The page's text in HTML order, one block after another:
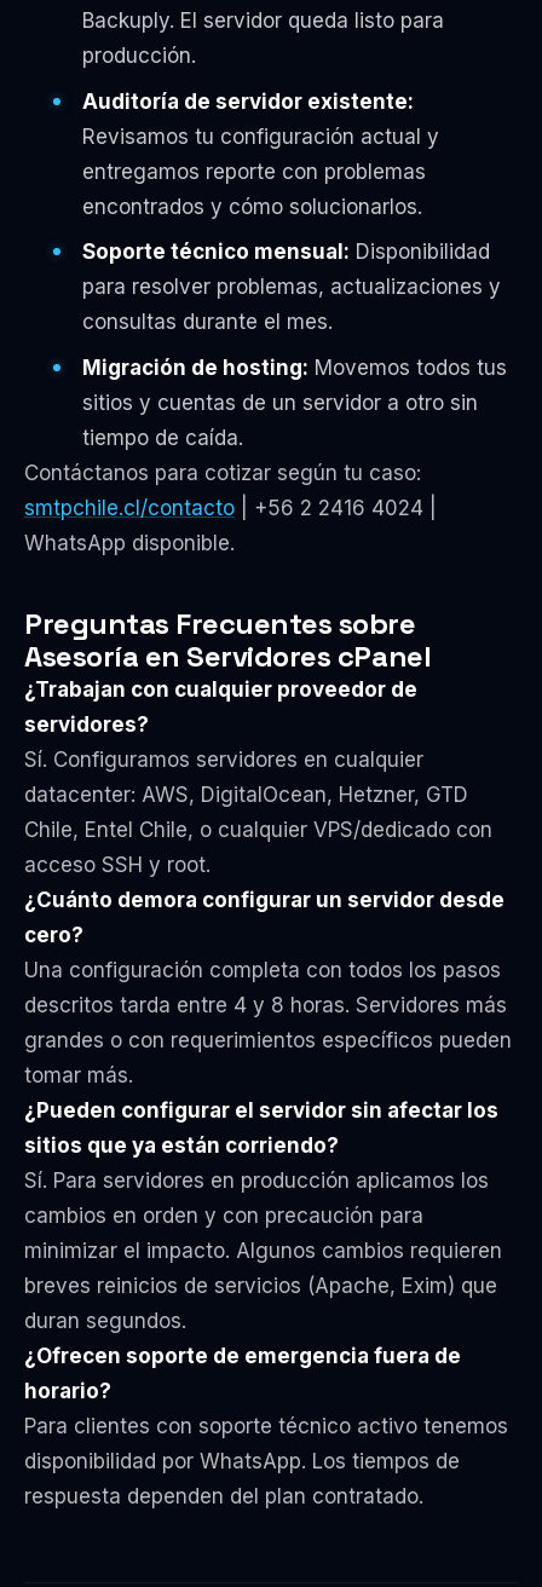
Backuply. El servidor queda listo para
producción.
Auditoría de servidor existente:
Revisamos tu configuración actual y
entregamos reporte con problemas
encontrados y cómo solucionarlos.
Soporte técnico mensual: Disponibilidad
para resolver problemas, actualizaciones y
consultas durante el mes.
Migración de hosting: Movemos todos tus
sitios y cuentas de un servidor a otro sin
tiempo de caída.
Contáctanos para cotizar según tu caso:
smtpchile.cl/contacto | +56 2 2416 4024 |
WhatsApp disponible.
Preguntas Frecuentes sobre
Asesoría en Servidores cPanel
¿Trabajan con cualquier proveedor de
servidores?
Sí. Configuramos servidores en cualquier
datacenter: AWS, DigitalOcean, Hetzner, GTD
Chile, Entel Chile, o cualquier VPS/dedicado con
acceso SSH y root.
¿Cuánto demora configurar un servidor desde
cero?
Una configuración completa con todos los pasos
descritos tarda entre 4 y 8 horas. Servidores más
grandes o con requerimientos específicos pueden
tomar más.
¿Pueden configurar el servidor sin afectar los
sitios que ya están corriendo?
Sí. Para servidores en producción aplicamos los
cambios en orden y con precaución para
minimizar el impacto. Algunos cambios requieren
breves reinicios de servicios (Apache, Exim) que
duran segundos.
¿Ofrecen soporte de emergencia fuera de
horario?
Para clientes con soporte técnico activo tenemos
disponibilidad por WhatsApp. Los tiempos de
respuesta dependen del plan contratado.